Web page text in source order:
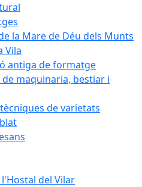
la Mare de Déu dels Munts
Vila
antiga de formatge
de maquinaria, bestiar i
de varietats
del Vilar